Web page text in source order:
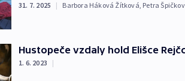
31. 7. 2025 | Barbora Háková Žítková, Petra
Hustopeče vzdaly hold Elišce
1. 6. 2023 |